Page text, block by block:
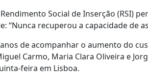
Social de Inserção (RSI)
“Nunca recuperou a capacidade de
de acompanhar o aumento do
Carmo, Maria Clara Oliveira e
feira em Lisboa.